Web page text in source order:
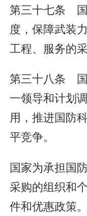
第三十七条
度，保障武装
工程、服务的采
第三十八条
一领导和计划
用，推进国防
平竞争。
国家为承担国
采购的组织和
件和优惠政策